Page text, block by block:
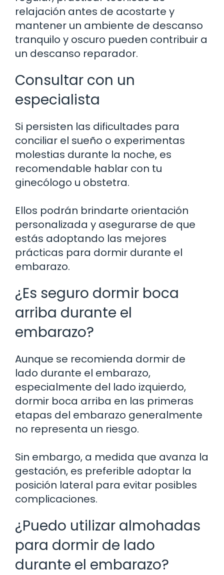
relajación antes de acostarte y
mantener un ambiente de descanso
tranquilo y oscuro pueden contribuir a
un descanso reparador.
Consultar con un
especialista
Si persisten las dificultades para
conciliar el sueño o experimentas
molestias durante la noche, es
recomendable hablar con tu
ginecólogo u obstetra.
Ellos podrán brindarte orientación
personalizada y asegurarse de que
estás adoptando las mejores
prácticas para dormir durante el
embarazo.
¿Es seguro dormir boca
arriba durante el
embarazo?
Aunque se recomienda dormir de
lado durante el embarazo,
especialmente del lado izquierdo,
dormir boca arriba en las primeras
etapas del embarazo generalmente
no representa un riesgo.
Sin embargo, a medida que avanza la
gestación, es preferible adoptar la
posición lateral para evitar posibles
complicaciones.
¿Puedo utilizar almohadas
para dormir de lado
durante el embarazo?